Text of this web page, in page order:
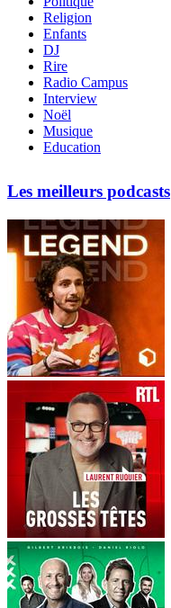
Religion
Enfants
DJ
Rire
Radio Campus
Interview
Noël
Musique
Education
Les meilleurs podcasts